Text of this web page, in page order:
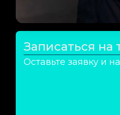
Записаться на
Оставьте заявку и